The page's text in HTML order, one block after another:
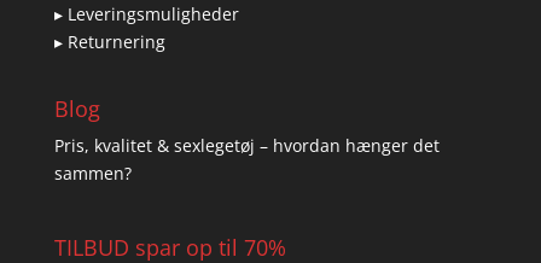
▸ Leveringsmuligheder
▸ Returnering
Blog
Pris, kvalitet & sexlegetøj – hvordan hænger det
sammen?
TILBUD spar op til 70%